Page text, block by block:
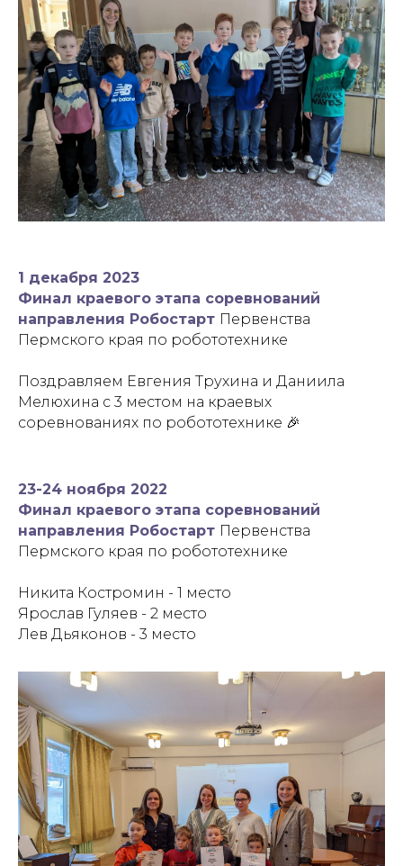
1 декабря 2023
Финал краевого этапа соревнований
направления Робостарт Первенства
Пермского края по робототехнике
Поздравляем Евгения Трухина и Даниила
Мелюхина с 3 местом на краевых
соревнованиях по робототехнике 🎉
23-24 ноября 2022
Финал краевого этапа соревнований
направления Робостарт Первенства
Пермского края по робототехнике
Никита Костромин - 1 место
Ярослав Гуляев - 2 место
Лев Дьяконов - 3 место